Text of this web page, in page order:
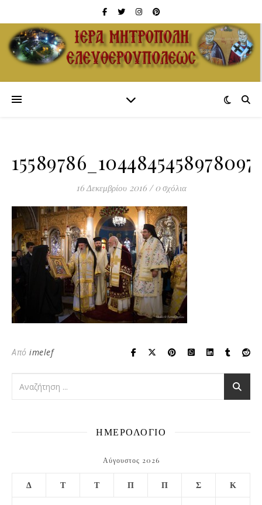
16 Δεκεμβρίου 2016 / 0 σχόλια
Από imelef
ΗΜΕΡΟΛΟΓΙΟ
Αύγουστος 2026
Δ Τ Τ Π Π Σ Κ